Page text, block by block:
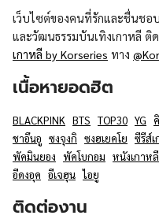
เว็บไซต์ของคนที่รักและชื่นชอ
และวัฒนธรรมบันเทิงเกาหลี ติ
เกาหลี by Korseries ทาง
เนื้อหายอดฮิต
BLACKPINK BTS TOP30 YG
ชาอึนอู ซงจุงกิ ซงฮเยคโย ซีรีส์
พัคมินยอง พัคโบกอม หนังเกาห
อีดงอุค อีเจฮุน ไอยู
ติดต่องาน